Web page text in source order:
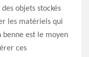
objets stockés
les matériels qui
benne est le moyen
ces